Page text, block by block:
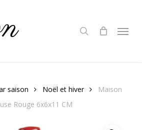
Menu
saison Noël et hiver
Maison
Rouge 6x6x11 CM